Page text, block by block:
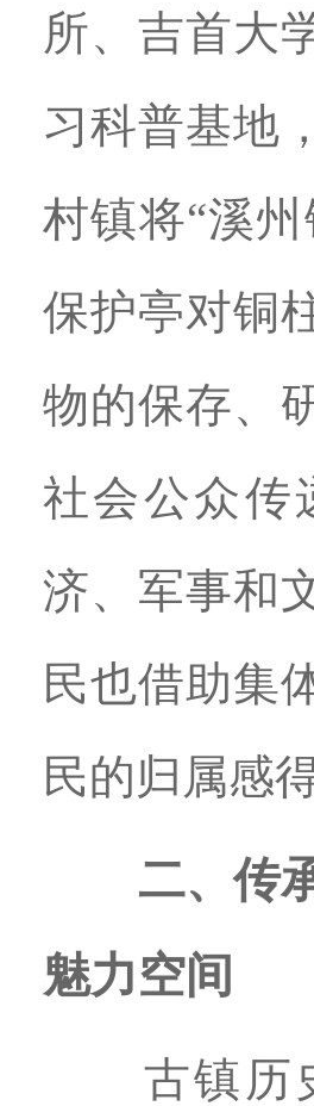
所、吉首大
习科普基地
村镇将“溪
保护亭对铜
物的保存、
社会公众传
济、军事和
民也借助集
民的归属感
二、传承
魅力空间
古镇历史